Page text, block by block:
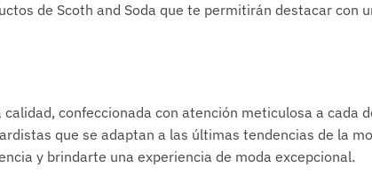
de Scoth and Soda que te permitirán destacar con
confeccionada con atención meticulosa a cada
que se adaptan a las últimas tendencias de la
y brindarte una experiencia de moda excepcional.